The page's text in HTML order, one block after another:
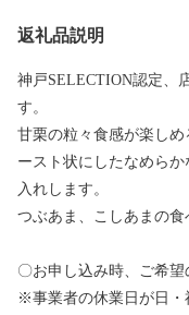
返礼品説明
神戸SELECTION認定、
す。
甘栗の粒々食感が楽し
ースト状にしたなめら
入れします。
つぶあま、こしあまの食
〇お申し込み時、ご希望
※事業者の休業日が日・